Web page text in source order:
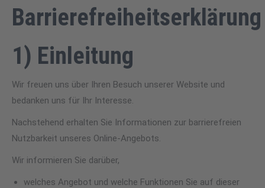
Barrierefreiheitserklärung
1) Einleitung
Wir freuen uns über Ihren Besuch unserer Website und
bedanken uns für Ihr Interesse.
Nachstehend erhalten Sie Informationen zur barrierefreien
Nutzbarkeit unseres Online-Angebots.
Wir informieren Sie darüber,
welches Angebot und welche Funktionen Sie auf dieser